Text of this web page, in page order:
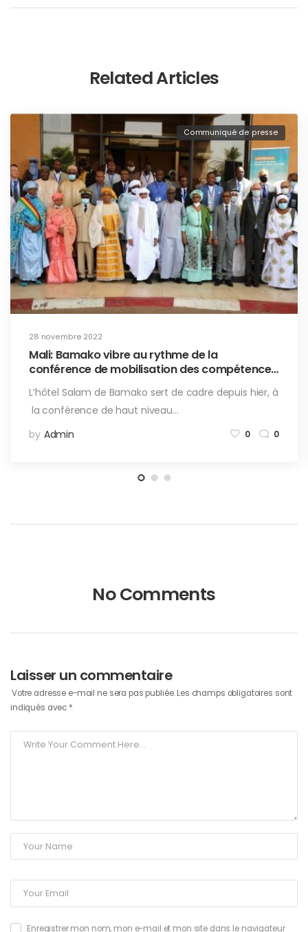
Related Articles
28 novembre 2022
Communiqué de presse
Mali: Bamako vibre au rythme de la
conférence de mobilisation des compétences
L’hôtel Salam de Bamako sert de cadre depuis hier, à
la conférence de haut niveau…
by Admin 0 0
No Comments
Laisser un commentaire
Votre adresse e-mail ne sera pas publiée. Les champs obligatoires sont
indiqués avec *
Enregistrer mon nom, mon e-mail et mon site dans le navigateur